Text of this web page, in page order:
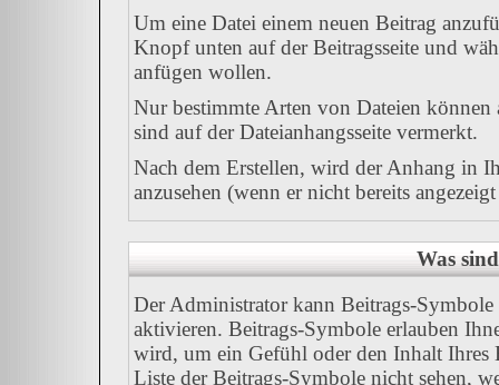
Um eine Datei einem neuen Beitrag
Knopf unten auf der Beitragsseite und
anfügen wollen.
Nur bestimmte Arten von Dateien
sind auf der Dateianhangsseite vermerkt.
Nach dem Erstellen, wird der Anhang in
anzusehen (wenn er nicht bereits
Was
Der Administrator kann Beitrags-
aktivieren. Beitrags-Symbole erlauben
wird, um ein Gefühl oder den Inhalt
Liste der Beitrags-Symbole nicht sehen,